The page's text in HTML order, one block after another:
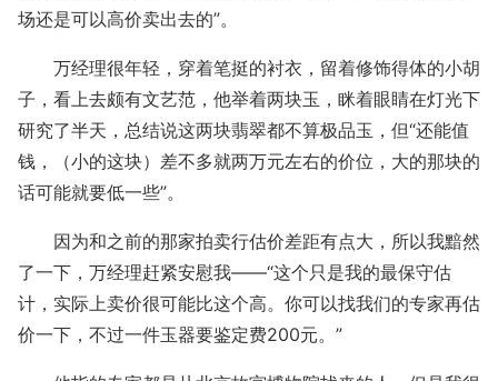
场还是可以高价卖出去的”。
万经理很年轻，穿着笔挺的衬衣，留着修饰得体的小胡
子，看上去颇有文艺范，他举着两块玉，眯着眼睛在灯光下
研究了半天，总结说这两块翡翠都不算极品玉，但“还能值
钱，（小的这块）差不多就两万元左右的价位，大的那块的
话可能就要低一些”。
因为和之前的那家拍卖行估价差距有点大，所以我黯然
了一下，万经理赶紧安慰我——“这个只是我的最保守估
计，实际上卖价很可能比这个高。你可以找我们的专家再估
价一下，不过一件玉器要鉴定费200元。”